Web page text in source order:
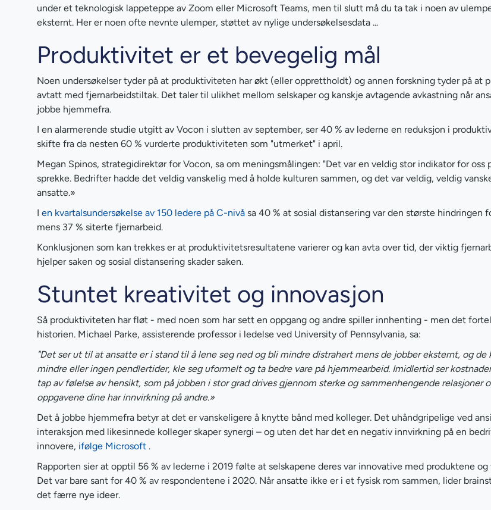
under et teknologisk lappeteppe av Zoom eller Microsoft Teams, men til slutt må du ta tak i noen av
eksternt. Her er noen ofte nevnte ulemper, støttet av nylige undersøkelsesdata ...
Produktivitet er et bevegelig mål
Noen undersøkelser tyder på at produktiviteten har økt (eller opprettholdt) og annen forskning tyder på at
avtatt med fjernarbeidstiltak. Det taler til ulikhet mellom selskaper og kanskje avtagende avkastning når
jobbe hjemmefra.
I en alarmerende studie utgitt av Vocon i slutten av september, ser 40 % av lederne en reduksjon i
skifte fra da nesten 60 % vurderte produktiviteten som "utmerket" i april.
Megan Spinos, strategidirektør for Vocon, sa om meningsmålingen: "Det var en veldig stor indikator for oss
sprekke. Bedrifter hadde det veldig vanskelig med å holde kulturen sammen, og det var veldig, veldig
ansatte.»
I en kvartalsundersøkelse av 150 ledere på C-nivå sa 40 % at sosial distansering var den største hindringen
mens 37 % siterte fjernarbeid.
Konklusjonen som kan trekkes er at produktivitetsresultatene varierer og kan avta over tid, der viktig
hjelper saken og sosial distansering skader saken.
Stuntet kreativitet og innovasjon
Så produktiviteten har fløt - med noen som har sett en oppgang og andre spiller innhenting - men det
historien. Michael Parke, assisterende professor i ledelse ved University of Pennsylvania, sa:
"Det ser ut til at ansatte er i stand til å lene seg ned og bli mindre distrahert mens de jobber eksternt, og
mindre eller ingen pendlertider, kle seg uformelt og ta bedre vare på hjemmearbeid. Imidlertid ser
tap av følelse av hensikt, som på jobben i stor grad drives gjennom sterke og sammenhengende relasjoner
oppgavene dine har innvirkning på andre.»
Det å jobbe hjemmefra betyr at det er vanskeligere å knytte bånd med kolleger. Det uhåndgripelige ved
interaksjon med likesinnede kolleger skaper synergi – og uten det har det en negativ innvirkning på en
innovere, ifølge Microsoft .
Rapporten sier at opptil 56 % av lederne i 2019 følte at selskapene deres var innovative med produktene
Det var bare sant for 40 % av respondentene i 2020. Når ansatte ikke er i et fysisk rom sammen, lider
det færre nye ideer.